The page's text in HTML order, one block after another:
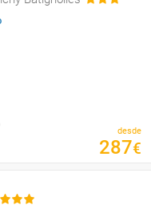
desde
287€